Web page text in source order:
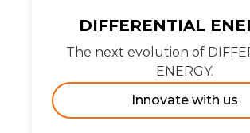
DIFFERENTIAL
The next evolution of
ENERGY.
Innovate with us